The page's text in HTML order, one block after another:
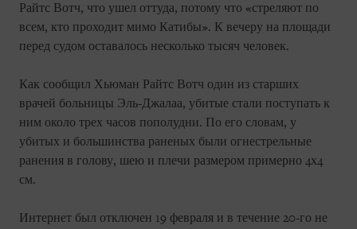
Райтс Вотч, что ушел оттуда, потому что «стреляют по
всем, кто проходит мимо Катибы». К вечеру на площади
перед судом оставалось несколько тысяч человек.
Как сообщил Хьюман Райтс Вотч один из старших
врачей больницы Эль-Джалаа, убитые стали поступать к
ним около трех часов пополудни. По его словам, у
убитых и большинства раненых были огнестрельные
ранения в голову, шею и плечи размером примерно 4х4
см.
Интернет был отключен 19 февраля и в течение 20-го не